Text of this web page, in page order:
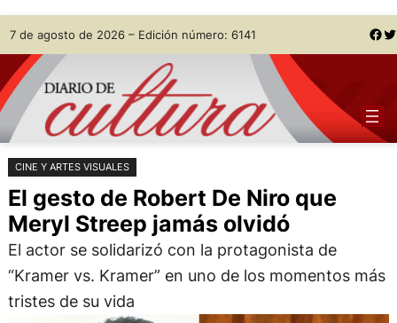
Saltar
al
contenido
Skip
to
content
7 de agosto de 2026 – Edición número: 6141 Facebook Twitter
CINE Y ARTES VISUALES
El gesto de Robert De Niro que
Meryl Streep jamás olvidó
El actor se solidarizó con la protagonista de
“Kramer vs. Kramer” en uno de los momentos más
tristes de su vida